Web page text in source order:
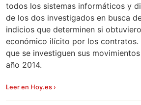
todos los sistemas informáticos y
de los dos investigados en busca
indicios que determinen si
económico ilícito por los contratos.
que se investiguen sus
año 2014.
Leer en Hoy.es ›